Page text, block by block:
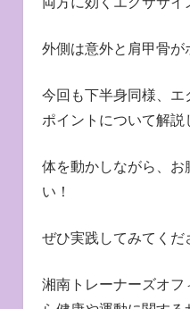
外側は意外と肩甲骨が
今回も下半身同様、
ポイントについて解説
体を動かしながら、
い！
ぜひ実践してみてくだ
湘南トレーナーズオ